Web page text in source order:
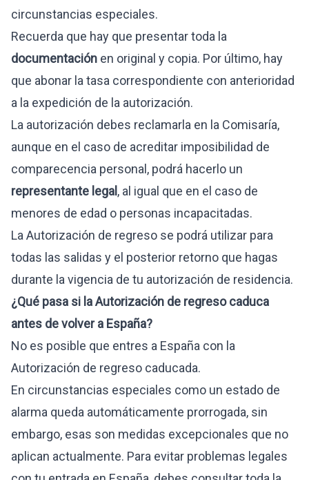
circunstancias especiales.
Recuerda que hay que presentar toda la
documentación en original y copia. Por último, hay
que abonar la tasa correspondiente con anterioridad
a la expedición de la autorización.
La autorización debes reclamarla en la Comisaría,
aunque en el caso de acreditar imposibilidad de
comparecencia personal, podrá hacerlo un
representante legal , al igual que en el caso de
menores de edad o personas incapacitadas.
La Autorización de regreso se podrá utilizar para
todas las salidas y el posterior retorno que hagas
durante la vigencia de tu autorización de residencia.
¿Qué pasa si la Autorización de regreso caduca
antes de volver a España?
No es posible que entres a España con la
Autorización de regreso caducada.
En circunstancias especiales como un estado de
alarma queda automáticamente prorrogada, sin
embargo, esas son medidas excepcionales que no
aplican actualmente. Para evitar problemas legales